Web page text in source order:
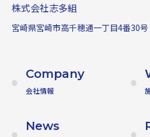
株式会社志多組
宮崎県宮崎市高千穂通一丁目4番30号
Company
会社情報
News